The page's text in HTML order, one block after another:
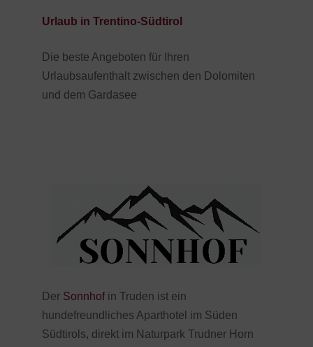
Urlaub in Trentino-Südtirol
Die beste Angeboten für Ihren
Urlaubsaufenthalt zwischen den Dolomiten
und dem Gardasee
Der Sonnhof in Truden ist ein
hundefreundliches Aparthotel im Süden
Südtirols, direkt im Naturpark Trudner Horn